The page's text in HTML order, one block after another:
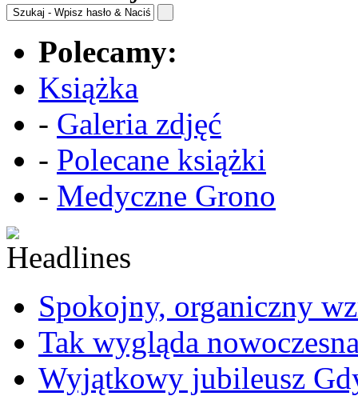
Polecamy:
Książka
- Galeria zdjęć
- Polecane książki
- Medyczne Grono
Spokojny, organiczny
Tak wygląda
Wyjątkowy jubileusz